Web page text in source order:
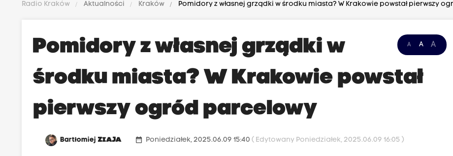
Radio Kraków Aktualności Kraków Pomidory z własnej grządki w środku miasta? W Krakowie powstał pierwszy
A A A
Pomidory z własnej grządki w
środku miasta? W Krakowie powstał
pierwszy ogród parcelowy
BartłomiejZIAJA date_range Poniedziałek, 2025.06.09 15:40( Edytowany Poniedziałek, 2025.06.09 16:05 )